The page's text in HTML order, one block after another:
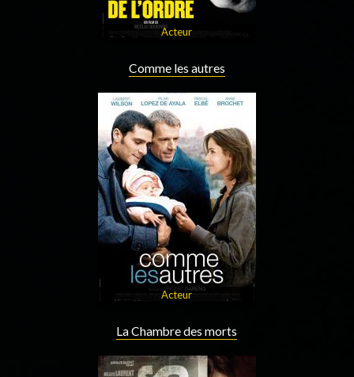
Acteur
Comme les autres
Acteur
La Chambre des morts